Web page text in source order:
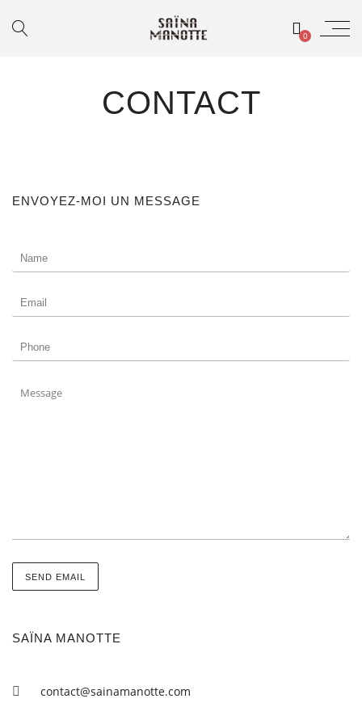
0
CONTACT
ENVOYEZ-MOI UN MESSAGE
SAÏNA MANOTTE
contact@sainamanotte.com